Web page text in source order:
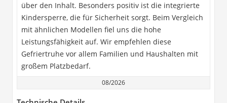
über den Inhalt. Besonders positiv ist die integrierte
Kindersperre, die für Sicherheit sorgt. Beim Vergleich
mit ähnlichen Modellen fiel uns die hohe
Leistungsfähigkeit auf. Wir empfehlen diese
Gefriertruhe vor allem Familien und Haushalten mit
großem Platzbedarf.
08/2026